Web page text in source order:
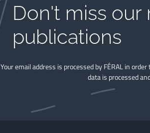
Don't miss our
publications​
Your email address is processed by FÉRAL in
data is processed